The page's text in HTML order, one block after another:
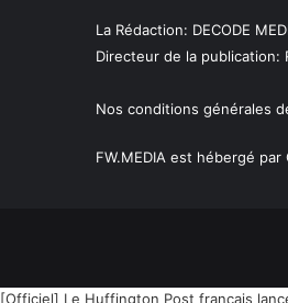
La Rédaction: DECODE
Directeur de la publication:
Nos conditions générales
FW.MEDIA est hébergé
[Officiel] Le Huffington Post français